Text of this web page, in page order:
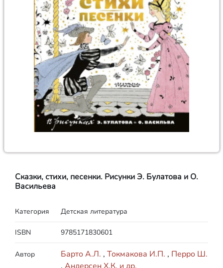
Сказки, стихи, песенки. Рисунки Э. Булатова и О.
Васильева
Категория Детская литература
ISBN 9785171830601
Автор Барто А.Л. , Токмакова И.П. , Перро Ш.